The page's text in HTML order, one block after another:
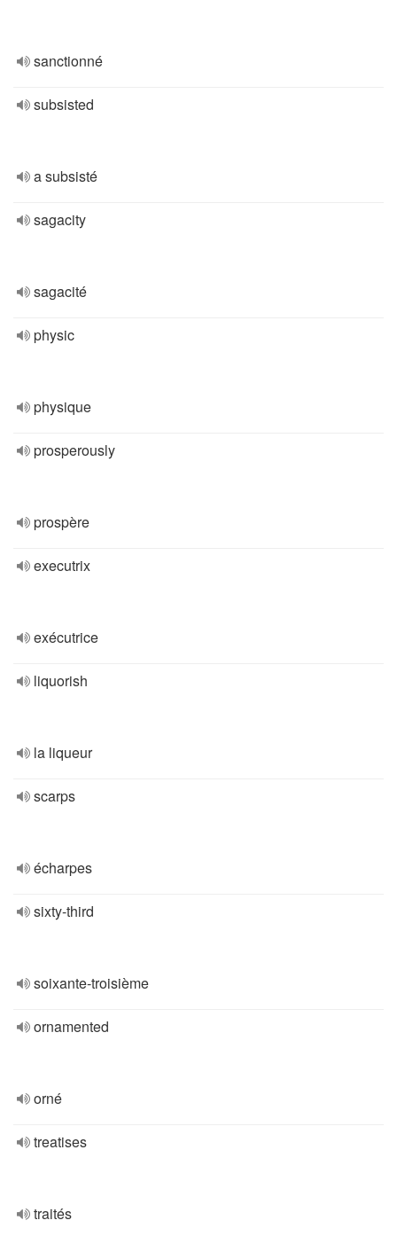
sanctionné
subsisted
a subsisté
sagacity
sagacité
physic
physique
prosperously
prospère
executrix
exécutrice
liquorish
la liqueur
scarps
écharpes
sixty-third
soixante-troisième
ornamented
orné
treatises
traités